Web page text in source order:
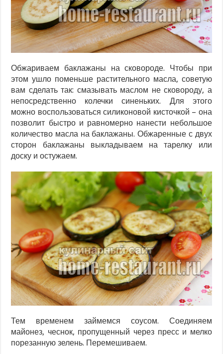
Обжариваем баклажаны на сковороде. Чтобы при
этом ушло поменьше растительного масла, советую
вам сделать так: смазывать маслом не сковороду, а
непосредственно колечки синеньких. Для этого
можно воспользоваться силиконовой кисточкой – она
позволит быстро и равномерно нанести небольшое
количество масла на баклажаны. Обжаренные с двух
сторон баклажаны выкладываем на тарелку или
доску и остужаем.
Тем временем займемся соусом. Соединяем
майонез, чеснок, пропущенный через пресс и мелко
порезанную зелень. Перемешиваем.